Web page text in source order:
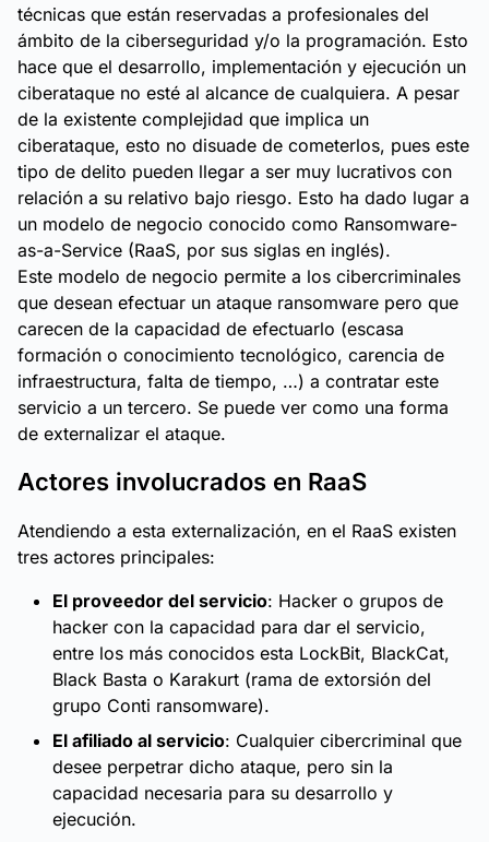
técnicas que están reservadas a profesionales del
ámbito de la ciberseguridad y/o la programación. Esto
hace que el desarrollo, implementación y ejecución un
ciberataque no esté al alcance de cualquiera. A pesar
de la existente complejidad que implica un
ciberataque, esto no disuade de cometerlos, pues este
tipo de delito pueden llegar a ser muy lucrativos con
relación a su relativo bajo riesgo. Esto ha dado lugar a
un modelo de negocio conocido como Ransomware-
as-a-Service (RaaS, por sus siglas en inglés).
Este modelo de negocio permite a los cibercriminales
que desean efectuar un ataque ransomware pero que
carecen de la capacidad de efectuarlo (escasa
formación o conocimiento tecnológico, carencia de
infraestructura, falta de tiempo, …) a contratar este
servicio a un tercero. Se puede ver como una forma
de externalizar el ataque.
Actores involucrados en RaaS
Atendiendo a esta externalización, en el RaaS existen
tres actores principales:
El proveedor del servicio: Hacker o grupos de
hacker con la capacidad para dar el servicio,
entre los más conocidos esta LockBit, BlackCat,
Black Basta o Karakurt (rama de extorsión del
grupo Conti ransomware).
El afiliado al servicio: Cualquier cibercriminal que
desee perpetrar dicho ataque, pero sin la
capacidad necesaria para su desarrollo y
ejecución.